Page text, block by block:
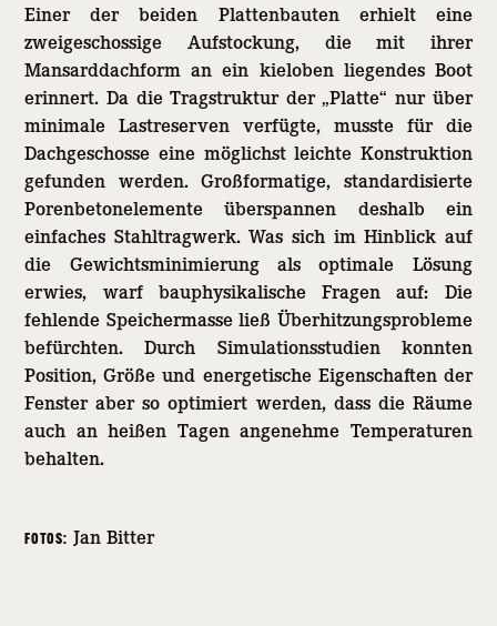
Einer der beiden Plattenbauten erhielt eine
zweigeschossige Aufstockung, die mit ihrer
Mansarddachform an ein kieloben liegendes Boot
erinnert. Da die Tragstruktur der „Platte“ nur über
minimale Lastreserven verfügte, musste für die
Dachgeschosse eine möglichst leichte Konstruktion
gefunden werden. Großformatige, standardisierte
Porenbetonelemente überspannen deshalb ein
einfaches Stahltragwerk. Was sich im Hinblick auf
die Gewichtsminimierung als optimale Lösung
erwies, warf bauphysikalische Fragen auf: Die
fehlende Speichermasse ließ Überhitzungsprobleme
befürchten. Durch Simulationsstudien konnten
Position, Größe und energetische Eigenschaften der
Fenster aber so optimiert werden, dass die Räume
auch an heißen Tagen angenehme Temperaturen
behalten.
FOTOS: Jan Bitter